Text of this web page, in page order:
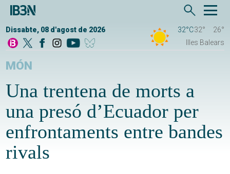
Dissabte, 08 d'agost de 2026 32°C32°
26°
Illes Balears
MÓN
Una trentena de morts a
una presó d’Ecuador per
enfrontaments entre bandes
rivals